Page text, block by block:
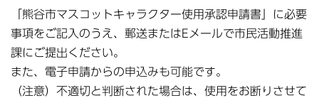
「熊谷市マスコットキャラクター使用承認申請書」に必要
事項をご記入のうえ、郵送またはEメールで市民活動推進
課にご提出ください。
また、電子申請からの申込みも可能です。
（注意）不適切と判断された場合は、使用をお断りさせて